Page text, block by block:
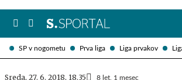
SP v nogometu Prva liga Liga prvakov
Sreda, 27. 6. 2018, 18.35 8 let, 1 mesec